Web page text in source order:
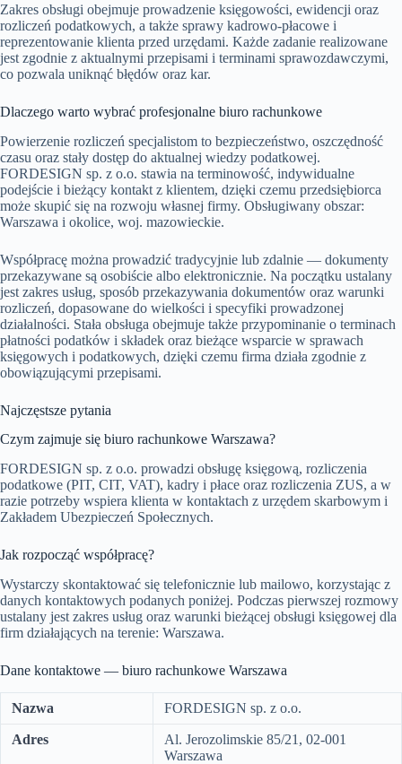
Zakres obsługi obejmuje prowadzenie księgowości, ewidencji oraz
rozliczeń podatkowych, a także sprawy kadrowo-płacowe i
reprezentowanie klienta przed urzędami. Każde zadanie realizowane
jest zgodnie z aktualnymi przepisami i terminami sprawozdawczymi,
co pozwala uniknąć błędów oraz kar.
Dlaczego warto wybrać profesjonalne biuro rachunkowe
Powierzenie rozliczeń specjalistom to bezpieczeństwo, oszczędność
czasu oraz stały dostęp do aktualnej wiedzy podatkowej.
FORDESIGN sp. z o.o. stawia na terminowość, indywidualne
podejście i bieżący kontakt z klientem, dzięki czemu przedsiębiorca
może skupić się na rozwoju własnej firmy. Obsługiwany obszar:
Warszawa i okolice, woj. mazowieckie.
Współpracę można prowadzić tradycyjnie lub zdalnie — dokumenty
przekazywane są osobiście albo elektronicznie. Na początku ustalany
jest zakres usług, sposób przekazywania dokumentów oraz warunki
rozliczeń, dopasowane do wielkości i specyfiki prowadzonej
działalności. Stała obsługa obejmuje także przypominanie o terminach
płatności podatków i składek oraz bieżące wsparcie w sprawach
księgowych i podatkowych, dzięki czemu firma działa zgodnie z
obowiązującymi przepisami.
Najczęstsze pytania
Czym zajmuje się biuro rachunkowe Warszawa?
FORDESIGN sp. z o.o. prowadzi obsługę księgową, rozliczenia
podatkowe (PIT, CIT, VAT), kadry i płace oraz rozliczenia ZUS, a w
razie potrzeby wspiera klienta w kontaktach z urzędem skarbowym i
Zakładem Ubezpieczeń Społecznych.
Jak rozpocząć współpracę?
Wystarczy skontaktować się telefonicznie lub mailowo, korzystając z
danych kontaktowych podanych poniżej. Podczas pierwszej rozmowy
ustalany jest zakres usług oraz warunki bieżącej obsługi księgowej dla
firm działających na terenie: Warszawa.
Dane kontaktowe — biuro rachunkowe Warszawa
Nazwa FORDESIGN sp. z o.o.
Adres
Al. Jerozolimskie 85/21, 02-001
Warszawa